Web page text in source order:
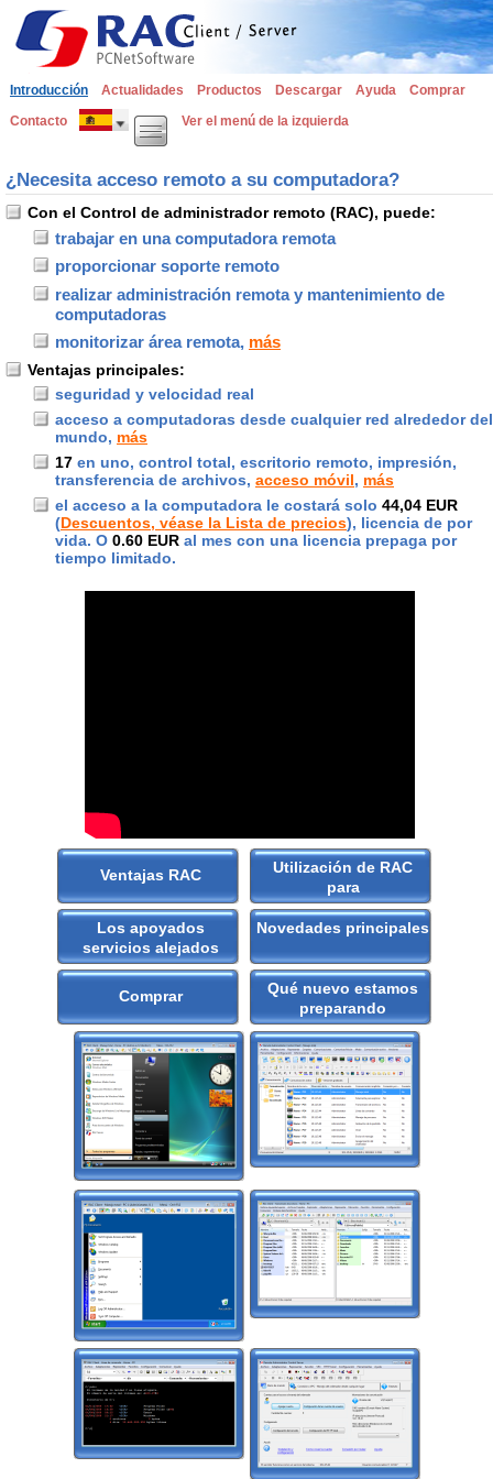
Introducción Actualidades Productos Descargar Ayuda
Comprar
Contacto
Ver el menú de la izquierda
¿Necesita acceso remoto a su computadora?
Con el Control de administrador remoto (RAC), puede:
trabajar en una computadora remota
proporcionar soporte remoto
realizar administración remota y mantenimiento de
computadoras
monitorizar área remota, más
Ventajas principales:
seguridad y velocidad real
acceso a computadoras desde cualquier red alrededor del
mundo, más
17 en uno, control total, escritorio remoto, impresión,
transferencia de archivos, acceso móvil, más
el acceso a la computadora le costará solo 44,04 EUR
(Descuentos, véase la Lista de precios), licencia de por
vida. O 0.60 EUR al mes con una licencia prepaga por
tiempo limitado.
Ventajas RAC
Utilización de RAC
para
Los apoyados
servicios alejados
Novedades principales
Comprar
Qué nuevo estamos
preparando